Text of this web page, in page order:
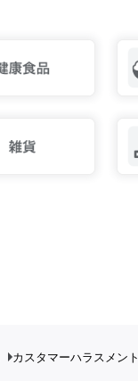
カスタマーハラスメント